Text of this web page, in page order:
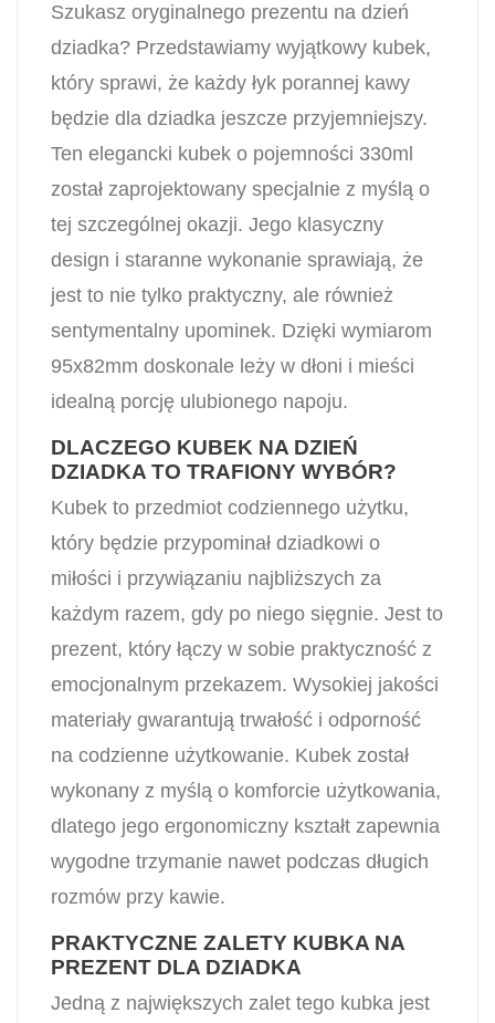
Szukasz oryginalnego prezentu na dzień
dziadka? Przedstawiamy wyjątkowy kubek,
który sprawi, że każdy łyk porannej kawy
będzie dla dziadka jeszcze przyjemniejszy.
Ten elegancki kubek o pojemności 330ml
został zaprojektowany specjalnie z myślą o
tej szczególnej okazji. Jego klasyczny
design i staranne wykonanie sprawiają, że
jest to nie tylko praktyczny, ale również
sentymentalny upominek. Dzięki wymiarom
95x82mm doskonale leży w dłoni i mieści
idealną porcję ulubionego napoju.
DLACZEGO KUBEK NA DZIEŃ
DZIADKA TO TRAFIONY WYBÓR?
Kubek to przedmiot codziennego użytku,
który będzie przypominał dziadkowi o
miłości i przywiązaniu najbliższych za
każdym razem, gdy po niego sięgnie. Jest to
prezent, który łączy w sobie praktyczność z
emocjonalnym przekazem. Wysokiej jakości
materiały gwarantują trwałość i odporność
na codzienne użytkowanie. Kubek został
wykonany z myślą o komforcie użytkowania,
dlatego jego ergonomiczny kształt zapewnia
wygodne trzymanie nawet podczas długich
rozmów przy kawie.
PRAKTYCZNE ZALETY KUBKA NA
PREZENT DLA DZIADKA
Jedną z największych zalet tego kubka jest